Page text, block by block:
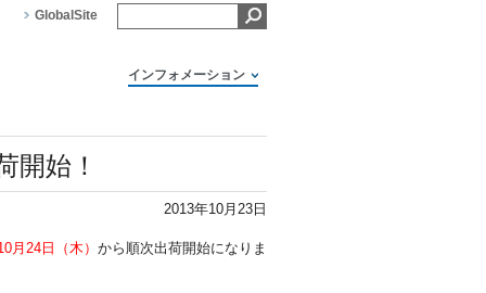
GlobalSite
インフォメーション
開始！
2013年10月23日
月24日（木） から順次出荷開始になりま